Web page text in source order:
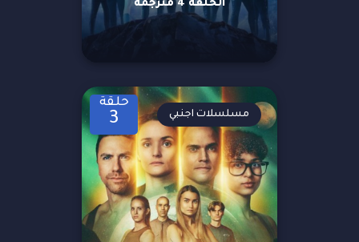
الحلقة 4 مترجمة
حلقة
3 مسلسلات اجنبي